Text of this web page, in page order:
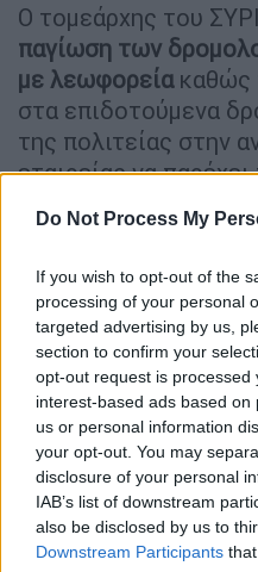
Do Not Process My
If you wish to opt-out of the
processing of your personal
targeted advertising by us,
section to confirm your
opt-out request is processed
interest-based ads based
us or personal information
your opt-out. You may
disclosure of your personal
IAB’s list of downstream
also be disclosed by us to
Downstream Participants
Ο τομεάρχης του
παγίωση των
με λεωφορείακαθώς
στα επιδοτούμενα
της πολιτείας στην
εταιρείας να
Από την πλευρά του
Γκόκαςχαρακτήρισε
σκανδαλώδη» τη
πως «Οι
μπορούν να
μιας
στην ουσία
στο εξής
άλλων εταιρειών
απελευθερωμένη
χώρας μας, αφού ο